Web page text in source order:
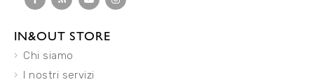
IN&OUT STORE
Chi siamo
I nostri servizi